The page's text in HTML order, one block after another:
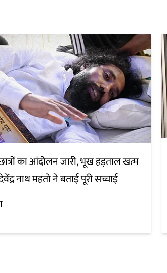
का आंदोलन जारी, भूख हड़ताल खत्म
नाथ महतो ने बताई पूरी सच्चाई